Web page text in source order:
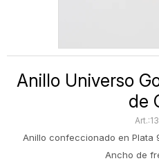
Anillo Universo
de
Anillo confeccionado en Plata
Ancho de